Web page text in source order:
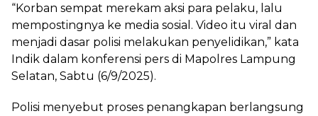
“Korban sempat merekam aksi para pelaku, lalu
mempostingnya ke media sosial. Video itu viral dan
menjadi dasar polisi melakukan penyelidikan,” kata
Indik dalam konferensi pers di Mapolres Lampung
Selatan, Sabtu (6/9/2025).
Polisi menyebut proses penangkapan berlangsung